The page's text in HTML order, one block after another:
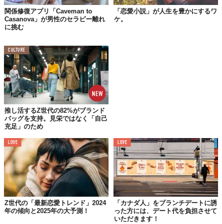
関係修復アプリ「Caveman to
Casanova」が男性のセラピー離れ
に挑む
「恋愛小説」が人生を豊かにするワ
ケ。
CULTURE
推し活するZ世代の82%がブランド
バッグを支持。見栄ではなく「自己
充足」のため
LOVE
Z世代の「最新恋愛トレンド」2024
年の傾向と2025年の大予測！
LOVE
「カナダ人」をブランチデートに誘
った方には、デート代を負担させて
いただきます！